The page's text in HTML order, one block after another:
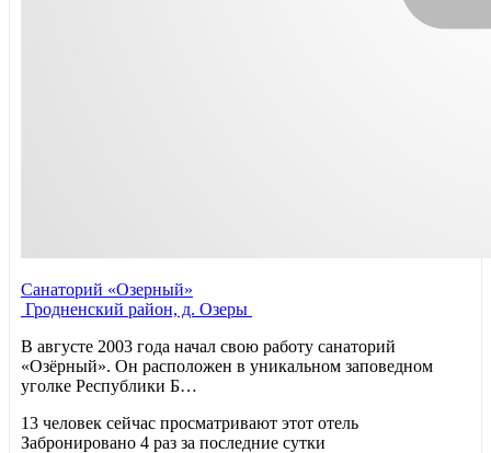
Санаторий «Озерный»
Гродненский район, д. Озеры
В августе 2003 года начал свою работу санаторий
«Озёрный». Он расположен в уникальном заповедном
уголке Республики Б…
13 человек сейчас просматривают этот отель
Забронировано 4 раз за последние сутки